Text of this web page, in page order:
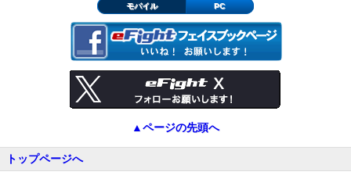
モバイル PC
▲ページの先頭へ
トップページへ